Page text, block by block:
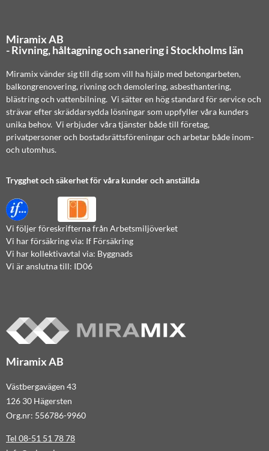
Miramix AB
- Rivning, håltagning och sanering i Stockholms län
Miramix vänder sig till dig som vill ha hjälp med betongarbeten,
balkongrenovering, rivning och demolering, asbesthantering,
blästring och vattenbilning. Vi sätter en hög standard för service och
strävar efter skräddarsydda lösningar som uppfyller våra kunders
unika behov. Vi erbjuder våra tjänster både till företag,
privatpersoner och bostadsrättsföreningar och arbetar både inom-
och utomhus.
Trygghet och säkerhet för våra kunder och anställda
Vi följer föreskrifterna från Arbetsmiljöverket
Vi har försäkring via: If Försäkring
Vi har kollektivavtal via: Byggnads
Vi är anslutna till: ID06
Miramix AB
Västbergavägen 43
126 30 Hägersten
Org.nr: 556786-9960
Tel 08-51 51 78 78